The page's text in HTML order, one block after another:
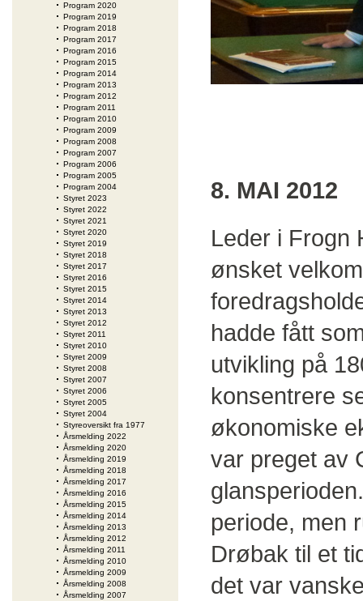
Program 2020
Program 2019
Program 2018
Program 2017
Program 2016
Program 2015
Program 2014
Program 2013
Program 2012
Program 2011
Program 2010
Program 2009
Program 2008
Program 2007
Program 2006
Program 2005
Program 2004
Styret 2023
Styret 2022
Styret 2021
Styret 2020
Styret 2019
Styret 2018
Styret 2017
Styret 2016
Styret 2015
Styret 2014
Styret 2013
Styret 2012
Styret 2011
Styret 2010
Styret 2009
Styret 2008
Styret 2007
Styret 2006
Styret 2005
Styret 2004
Styreoversikt fra 1977
Årsmelding 2022
Årsmelding 2020
Årsmelding 2019
Årsmelding 2018
Årsmelding 2017
Årsmelding 2016
Årsmelding 2015
Årsmelding 2014
Årsmelding 2013
Årsmelding 2012
Årsmelding 2011
Årsmelding 2010
Årsmelding 2009
Årsmelding 2008
Årsmelding 2007
8. MAI 2012
Leder i Frogn
ønsket
hadde fått
utvikling på
konsentrere
økonomiske
var preget av
periode, men
Drøbak til et
det var